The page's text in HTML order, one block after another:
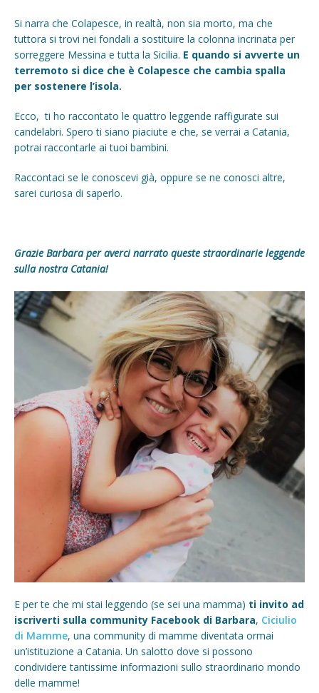
Si narra che Colapesce, in realtà, non sia morto, ma che
tuttora si trovi nei fondali a sostituire la colonna incrinata per
sorreggere Messina e tutta la Sicilia. E quando si avverte un
terremoto si dice che è Colapesce che cambia spalla
per sostenere l’isola.
Ecco, ti ho raccontato le quattro leggende raffigurate sui
candelabri. Spero ti siano piaciute e che, se verrai a Catania,
potrai raccontarle ai tuoi bambini.
Raccontaci se le conoscevi già, oppure se ne conosci altre,
sarei curiosa di saperlo.
Grazie Barbara per averci narrato queste straordinarie leggende
sulla nostra Catania!
E per te che mi stai leggendo (se sei una mamma) ti invito ad
iscriverti sulla community Facebook di Barbara, Ciciulio
di Mamme, una community di mamme diventata ormai
un’istituzione a Catania. Un salotto dove si possono
condividere tantissime informazioni sullo straordinario mondo
delle mamme!